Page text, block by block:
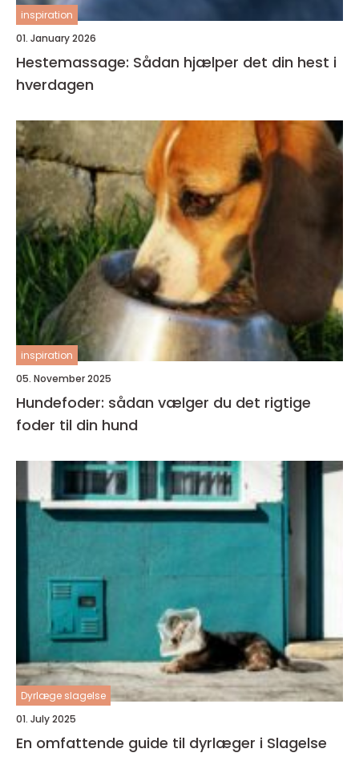
inspiration
01. January 2026
Hestemassage: Sådan hjælper det din hest i
hverdagen
inspiration
05. November 2025
Hundefoder: sådan vælger du det rigtige
foder til din hund
Dyrlæge slagelse
01. July 2025
En omfattende guide til dyrlæger i Slagelse